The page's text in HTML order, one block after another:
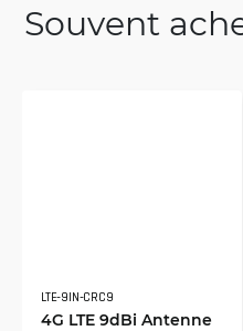
Souvent
LTE-9IN-CRC9
4G LTE 9dBi Antenne